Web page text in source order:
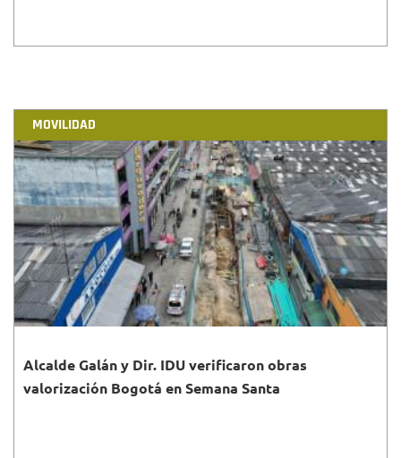
MOVILIDAD
Alcalde Galán y Dir. IDU verificaron obras
valorización Bogotá en Semana Santa